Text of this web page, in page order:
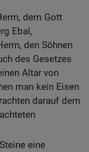
dem Gott
Ebal,
den Söhnen
des Gesetzes
Altar von
man kein Eisen
darauf dem
eine